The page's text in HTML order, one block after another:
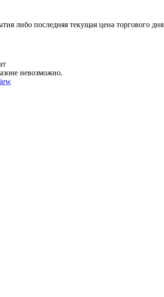
либо последняя текущая цена торгового дня
невозможно.